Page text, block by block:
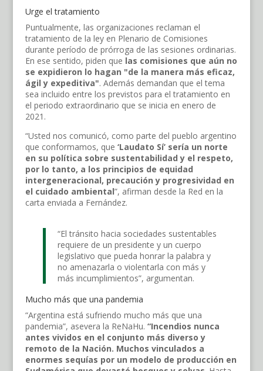
Urge el tratamiento
Puntualmente, las organizaciones reclaman el
tratamiento de la ley en Plenario de Comisiones
durante período de prórroga de las sesiones ordinarias.
En ese sentido, piden que las comisiones que aún no
se expidieron lo hagan "de la manera más eficaz,
ágil y expeditiva". Además demandan que el tema
sea incluido entre los previstos para el tratamiento en
el periodo extraordinario que se inicia en enero de
2021.
“Usted nos comunicó, como parte del pueblo argentino
que conformamos, que ‘Laudato Sí’ sería un norte
en su política sobre sustentabilidad y el respeto,
por lo tanto, a los principios de equidad
intergeneracional, precaución y progresividad en
el cuidado ambiental”, afirman desde la Red en la
carta enviada a Fernández.
“El tránsito hacia sociedades sustentables
requiere de un presidente y un cuerpo
legislativo que pueda honrar la palabra y
no amenazarla o violentarla con más y
más incumplimientos”, argumentan.
Mucho más que una pandemia
“Argentina está sufriendo mucho más que una
pandemia”, asevera la ReNaHu. “Incendios nunca
antes vividos en el conjunto más diverso y
remoto de la Nación. Muchos vinculados a
enormes sequías por un modelo de producción en